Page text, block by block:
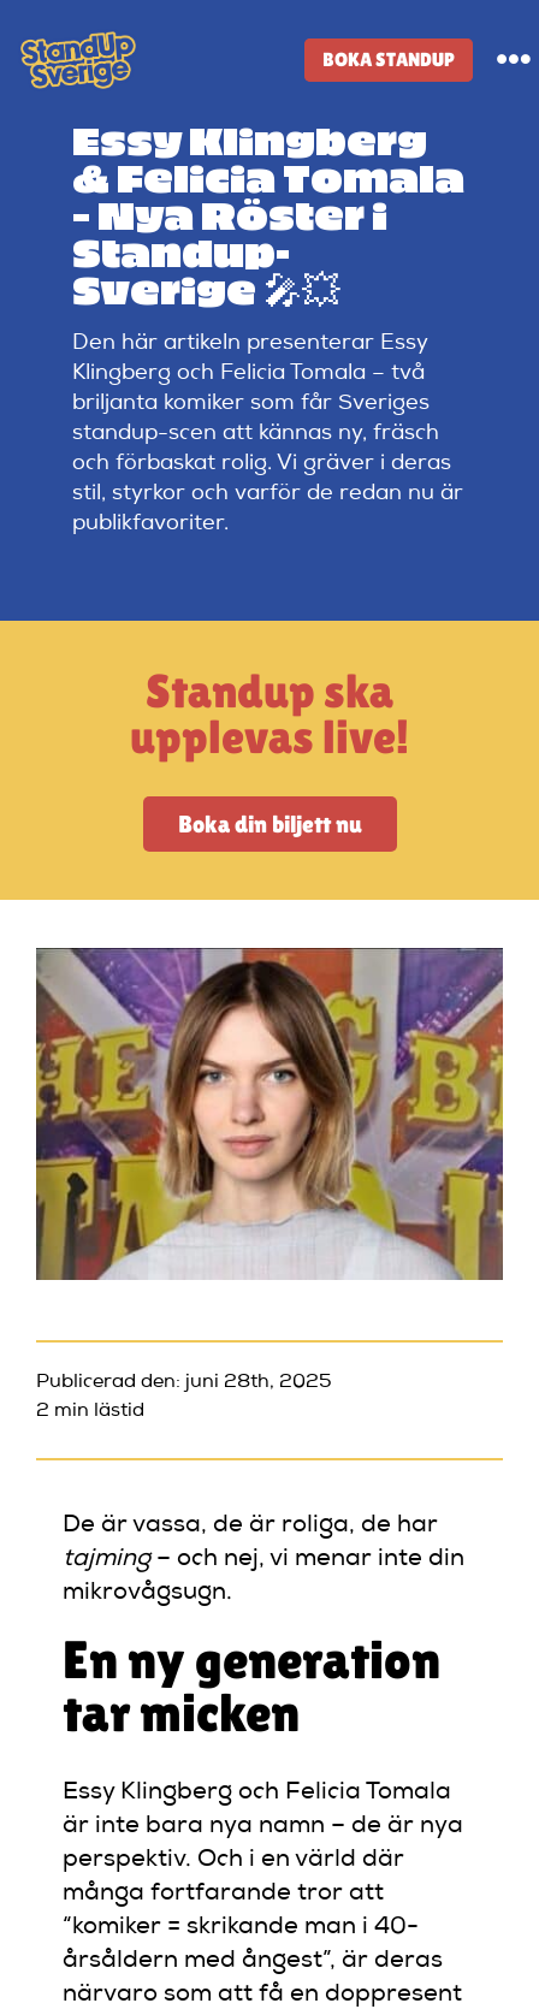
to
content
BOKA STANDUP
Standup-butik
Komiker
Lineup
Tidigare lineup
Klubbar
StandUpSverige PODDEN
Kontakta oss
Mitt konto
Essy Klingberg
& Felicia Tomala
– Nya Röster i
Standup-
Sverige 🎤💥
Den här artikeln presenterar Essy
Klingberg och Felicia Tomala – två
briljanta komiker som får Sveriges
standup-scen att kännas ny, fräsch
och förbaskat rolig. Vi gräver i deras
stil, styrkor och varför de redan nu är
publikfavoriter.
Standup ska
upplevas live!
Boka din biljett nu
Publicerad den: juni 28th, 2025
2 min lästid
De är vassa, de är roliga, de har
tajming– och nej, vi menar inte din
mikrovågsugn.
En ny generation
tar micken
Essy Klingberg och Felicia Tomala
är inte bara nya namn – de är nya
perspektiv. Och i en värld där
många fortfarande tror att
“komiker = skrikande man i 40-
årsåldern med ångest”, är deras
närvaro som att få en doppresent